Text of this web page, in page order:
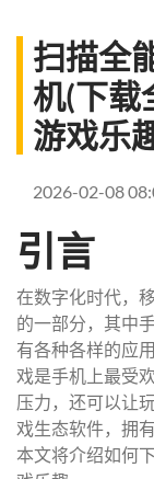
扫描全
机(下载
游戏乐
2026-02-08
引言
在数字化时代，
的一部分，其中
有各种各样的应
戏是手机上最受
压力，还可以让
戏生态软件，拥
本文将介绍如何